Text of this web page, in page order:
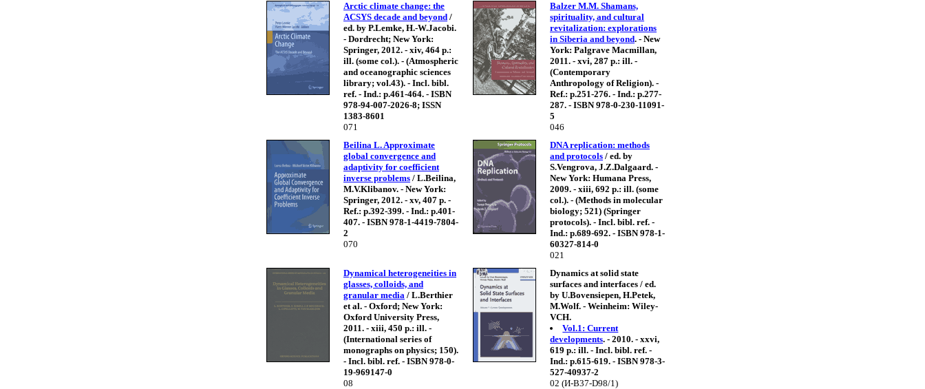
Arctic climate change: the
ACSYS decade and beyond /
ed. by P.Lemke, H.-W.Jacobi.
- Dordrecht; New York:
Springer, 2012. - xiv, 464 p.:
ill. (some col.). - (Atmospheric
and oceanographic sciences
library; vol.43). - Incl. bibl.
ref. - Ind.: p.461-464. - ISBN
978-94-007-2026-8; ISSN
1383-8601
071
Balzer M.M. Shamans,
spirituality, and cultural
revitalization: explorations
in Siberia and beyond. - New
York: Palgrave Macmillan,
2011. - xvi, 287 p.: ill. -
(Contemporary
Anthropology of Religion). -
Ref.: p.251-276. - Ind.: p.277-
287. - ISBN 978-0-230-11091-
5
046
Beilina L. Approximate
global convergence and
adaptivity for coefficient
inverse problems / L.Beilina,
M.V.Klibanov. - New York:
Springer, 2012. - xv, 407 p. -
Ref.: p.392-399. - Ind.: p.401-
407. - ISBN 978-1-4419-7804-
2
070
DNA replication: methods
and protocols / ed. by
S.Vengrova, J.Z.Dalgaard. -
New York: Humana Press,
2009. - xiii, 692 p.: ill. (some
col.). - (Methods in molecular
biology; 521) (Springer
protocols). - Incl. bibl. ref. -
Ind.: p.689-692. - ISBN 978-1-
60327-814-0
021
Dynamical heterogeneities in
glasses, colloids, and
granular media / L.Berthier
et al. - Oxford; New York:
Oxford University Press,
2011. - xiii, 450 p.: ill. -
(International series of
monographs on physics; 150).
- Incl. bibl. ref. - ISBN 978-0-
19-969147-0
08
Dynamics at solid state
surfaces and interfaces / ed.
by U.Bovensiepen, H.Petek,
M.Wolf. - Weinheim: Wiley-
VCH.
Vol.1: Current
developments. - 2010. - xxvi,
619 p.: ill. - Incl. bibl. ref. -
Ind.: p.615-619. - ISBN 978-3-
527-40937-2
02 (И-B37-D98/1)